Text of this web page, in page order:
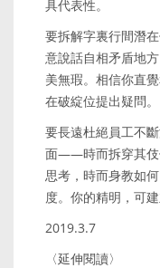
具代表性。
要拆解字裏行間潛
意說話自相矛盾地
美無瑕。相信你直
在破綻位提出疑問。
要長遠杜絕員工不
面——時而拆穿其伎
思考，時而身教如
度。你的精明，可
2019.3.7
〈延伸閱讀〉